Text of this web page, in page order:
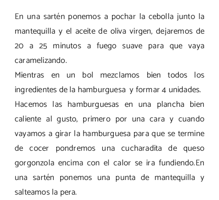
En una sartén ponemos a pochar la cebolla junto la
mantequilla y el aceite de oliva virgen, dejaremos de
20 a 25 minutos a fuego suave para que vaya
caramelizando.
Mientras en un bol mezclamos bien todos los
ingredientes de la hamburguesa y formar 4 unidades.
Hacemos las hamburguesas en una plancha bien
caliente al gusto, primero por una cara y cuando
vayamos a girar la hamburguesa para que se termine
de cocer pondremos una cucharadita de queso
gorgonzola encima con el calor se ira fundiendo.En
una sartén ponemos una punta de mantequilla y
salteamos la pera.